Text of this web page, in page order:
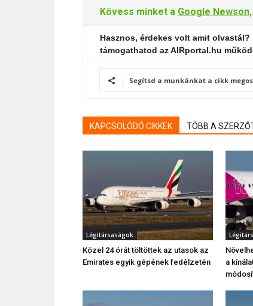
Kövess minket a Google Newson
Hasznos, érdekes volt amit olvastál?
támogathatod az AIRportal.hu
Segítsd a munkánkat a cikk
KAPCSOLÓDÓ CIKKEK TÖBB A
Légitársaságok
Közel 24 órát töltöttek az utasok az
Emirates egyik gépének fedélzetén
a